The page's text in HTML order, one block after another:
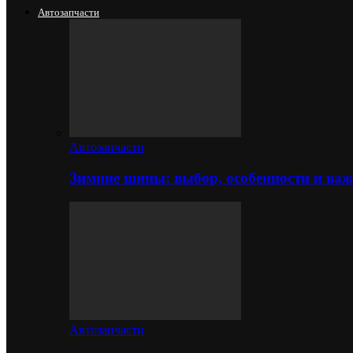
Автозапчасти
Автозапчасти
Зимние шины: выбор, особенности и
Автозапчасти